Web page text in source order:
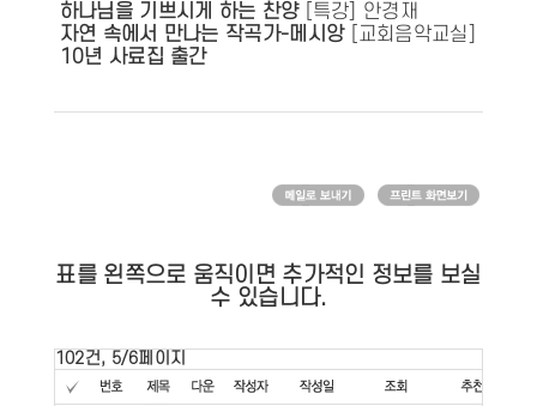
하나님을 기쁘시게 하는 찬양[특강] 안경재
자연 속에서 만나는 작곡가-메시앙[교회음악교실] 김상희
10년 사료집 출간
표를 왼쪽으로 움직이면 추가적인 정보를 보실
수 있습니다.
102건, 5/6페이지